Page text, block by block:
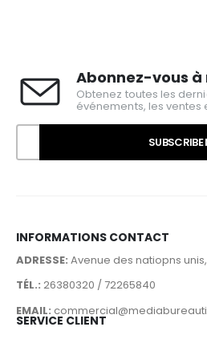
Abonnez-vous
Obtenez toutes les
événements, les ventes
INFORMATIONS CONTACT
ADRESSE: Avenue des natiopns
TÉL.: 26380320 / 72265840
EMAIL:
SERVICE CLIENT